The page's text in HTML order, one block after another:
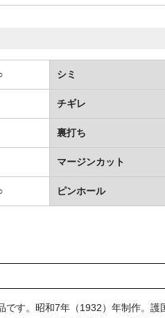
シミ
チギレ
裏打ち
マージンカット
ピンホール
です。昭和7年（1932）年制作。